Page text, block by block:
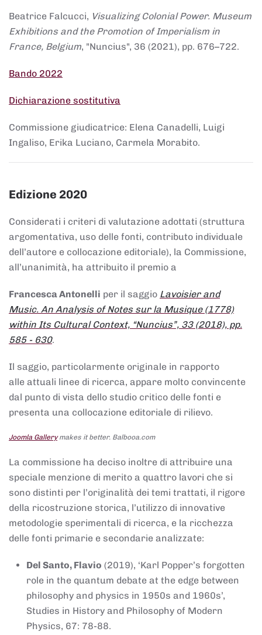
Beatrice Falcucci, Visualizing Colonial Power. Museum
Exhibitions and the Promotion of Imperialism in
France, Belgium, "Nuncius", 36 (2021), pp. 676–722.
Bando 2022
Dichiarazione sostitutiva
Commissione giudicatrice: Elena Canadelli, Luigi
Ingaliso, Erika Luciano, Carmela Morabito.
Edizione 2020
Considerati i criteri di valutazione adottati (struttura
argomentativa, uso delle fonti, contributo individuale
dell’autore e collocazione editoriale), la Commissione,
all’unanimità, ha attribuito il premio a
Francesca Antonelli per il saggio Lavoisier and
Music. An Analysis of Notes sur la Musique (1778)
within Its Cultural Context, “Nuncius”, 33 (2018), pp.
585 - 630.
Il saggio, particolarmente originale in rapporto
alle attuali linee di ricerca, appare molto convincente
dal punto di vista dello studio critico delle fonti e
presenta una collocazione editoriale di rilievo.
Joomla Gallerymakes it better. Balbooa.com
La commissione ha deciso inoltre di attribuire una
speciale menzione di merito a quattro lavori che si
sono distinti per l’originalità dei temi trattati, il rigore
della ricostruzione storica, l’utilizzo di innovative
metodologie sperimentali di ricerca, e la ricchezza
delle fonti primarie e secondarie analizzate:
Del Santo, Flavio (2019), ‘Karl Popper’s forgotten
role in the quantum debate at the edge between
philosophy and physics in 1950s and 1960s’,
Studies in History and Philosophy of Modern
Physics, 67: 78-88.